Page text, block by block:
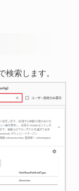
検索します。